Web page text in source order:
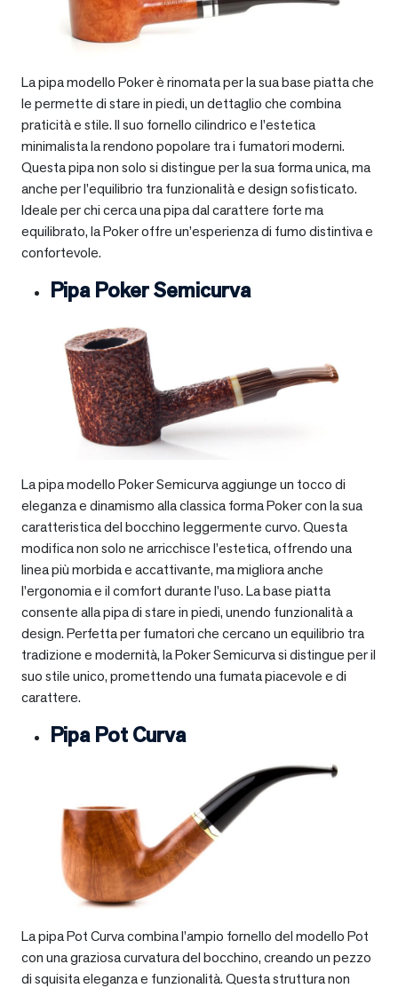
La pipa modello Poker è rinomata per la sua base piatta che
le permette di stare in piedi, un dettaglio che combina
praticità e stile. Il suo fornello cilindrico e l’estetica
minimalista la rendono popolare tra i fumatori moderni.
Questa pipa non solo si distingue per la sua forma unica, ma
anche per l’equilibrio tra funzionalità e design sofisticato.
Ideale per chi cerca una pipa dal carattere forte ma
equilibrato, la Poker offre un’esperienza di fumo distintiva e
confortevole.
Pipa Poker Semicurva
La pipa modello Poker Semicurva aggiunge un tocco di
eleganza e dinamismo alla classica forma Poker con la sua
caratteristica del bocchino leggermente curvo. Questa
modifica non solo ne arricchisce l’estetica, offrendo una
linea più morbida e accattivante, ma migliora anche
l’ergonomia e il comfort durante l’uso. La base piatta
consente alla pipa di stare in piedi, unendo funzionalità a
design. Perfetta per fumatori che cercano un equilibrio tra
tradizione e modernità, la Poker Semicurva si distingue per il
suo stile unico, promettendo una fumata piacevole e di
carattere.
Pipa Pot Curva
La pipa Pot Curva combina l’ampio fornello del modello Pot
con una graziosa curvatura del bocchino, creando un pezzo
di squisita eleganza e funzionalità. Questa struttura non